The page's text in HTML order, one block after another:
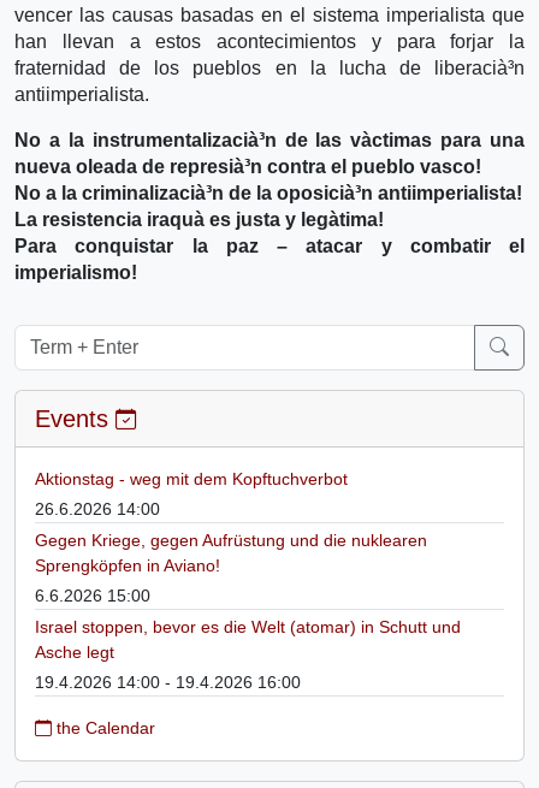
vencer las causas basadas en el sistema imperialista que
han llevan a estos acontecimientos y para forjar la
fraternidad de los pueblos en la lucha de liberacià³n
antiimperialista.
No a la instrumentalizacià³n de las và­ctimas para una
nueva oleada de represià³n contra el pueblo vasco!
No a la criminalizacià³n de la oposicià³n antiimperialista!
La resistencia iraquà­ es justa y legà­tima!
Para conquistar la paz – atacar y combatir el
imperialismo!
Events
Aktionstag - weg mit dem Kopftuchverbot
26.6.2026 14:00
Gegen Kriege, gegen Aufrüstung und die nuklearen
Sprengköpfen in Aviano!
6.6.2026 15:00
Israel stoppen, bevor es die Welt (atomar) in Schutt und
Asche legt
19.4.2026 14:00 - 19.4.2026 16:00
the Calendar